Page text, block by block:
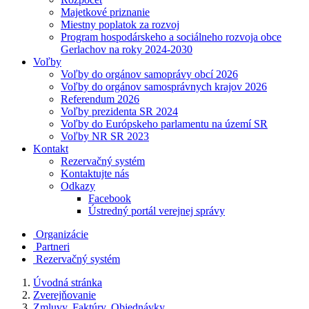
Majetkové priznanie
Miestny poplatok za rozvoj
Program hospodárskeho a sociálneho rozvoja obce
Gerlachov na roky 2024-2030
Voľby
Voľby do orgánov samoprávy obcí 2026
Voľby do orgánov samosprávnych krajov 2026
Referendum 2026
Voľby prezidenta SR 2024
Voľby do Európskeho parlamentu na území SR
Voľby NR SR 2023
Kontakt
Rezervačný systém
Kontaktujte nás
Odkazy
Facebook
Ústredný portál verejnej správy
Organizácie
Partneri
Rezervačný systém
Úvodná stránka
Zverejňovanie